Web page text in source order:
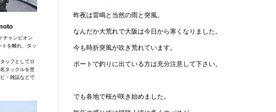
チャンピオン
を離れ、タッ
ッフとしてロ
タックルを世
・雑誌などで
昨夜は雷鳴と当然の雨と突風。
なんだか大荒れで大阪は今日から寒くなりました。
今も時折突風が吹き荒れています。
ボートで釣りに出ている方は充分注意して下さい。
でも各地で桜が咲き始めました。